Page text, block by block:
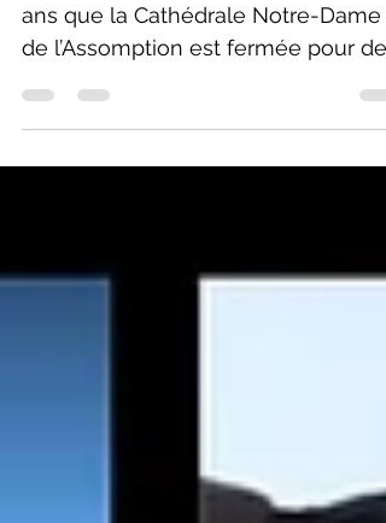
Cela fait maintenant plus de quatre
ans que la Cathédrale Notre-Dame
de l’Assomption est fermée pour des
raisons de sécurité. Fin 2024...